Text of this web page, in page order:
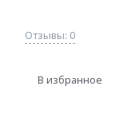
Отзывы: 0
В избранное